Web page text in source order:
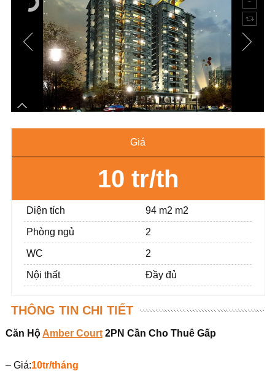
Giá
10 tr/th
Diện tích 94 m2 m2
Phòng ngủ 2
WC 2
Nội thất Đầy đủ
THÔNG TIN CHI TIẾT
Căn Hộ Amber Court2PN Cần Cho Thuê Gấp
– Giá:10tr/tháng